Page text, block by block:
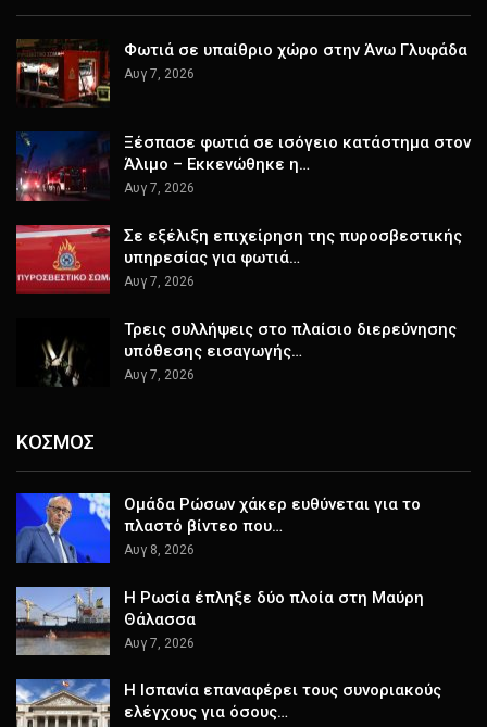
Φωτιά σε υπαίθριο χώρο στην Άνω Γλυφάδα
Αυγ 7, 2026
Ξέσπασε φωτιά σε ισόγειο κατάστημα στον
Άλιμο – Εκκενώθηκε η…
Αυγ 7, 2026
Σε εξέλιξη επιχείρηση της πυροσβεστικής
υπηρεσίας για φωτιά…
Αυγ 7, 2026
Τρεις συλλήψεις στο πλαίσιο διερεύνησης
υπόθεσης εισαγωγής…
Αυγ 7, 2026
ΚΟΣΜΟΣ
Ομάδα Ρώσων χάκερ ευθύνεται για το
πλαστό βίντεο που…
Αυγ 8, 2026
Η Ρωσία έπληξε δύο πλοία στη Μαύρη
Θάλασσα
Αυγ 7, 2026
H Ισπανία επαναφέρει τους συνοριακούς
ελέγχους για όσους…